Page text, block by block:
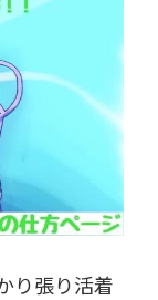
り張り活着